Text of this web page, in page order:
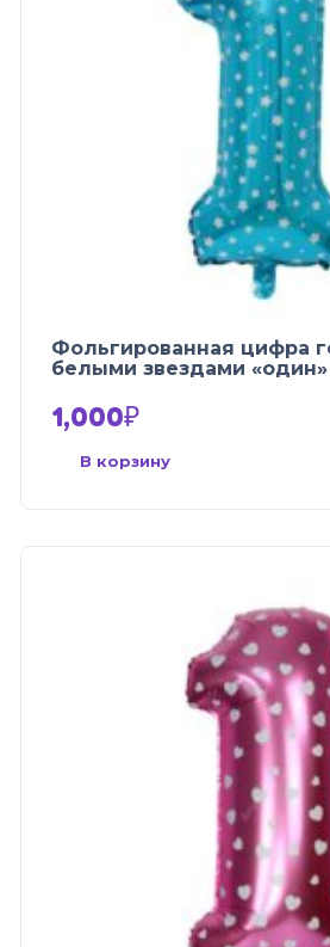
Фольгированная цифра
белыми звездами «один»
1,000₽
В корзину